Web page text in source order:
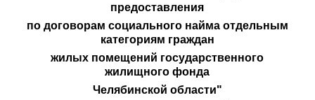
предоставления
по договорам социального найма отдельным
категориям граждан
жилых помещений государственного
жилищного фонда
Челябинской области"